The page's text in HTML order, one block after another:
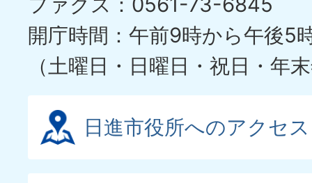
ド
開庁時間：午前9時から午後5
（土曜日・日曜日・祝日・年
日進市役所へのアクセス